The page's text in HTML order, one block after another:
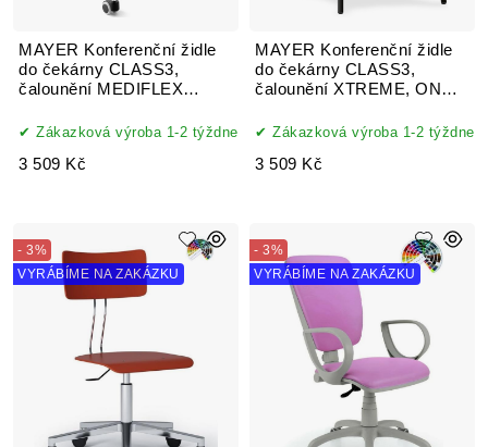
MAYER Konferenční židle
do čekárny CLASS3,
čalounění MEDIFLEX
Zákazková výroba 1-2 týždne
3 509 Kč
MAYER Konferenční židle
do čekárny CLASS3,
čalounění XTREME, ONE,
Zákazková výroba 1-2 týždne
3 509 Kč
- 3%
VYRÁBÍME NA ZAKÁZKU
- 3%
VYRÁBÍME NA ZAKÁZKU